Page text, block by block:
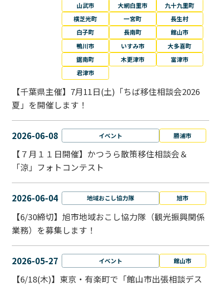
山武市
大網白里市
九十九里町
横芝光町
一宮町
長生村
白子町
長南町
館山市
鴨川市
いすみ市
大多喜町
鋸南町
木更津市
富津市
君津市
【千葉県主催】7月11日(土)「ちば移住相談会2026
夏」を開催します！
2026-06-08 イベント 勝浦市
【７月１１日開催】かつうら散策移住相談会＆
「涼」フォトコンテスト
2026-06-04 地域おこし協力隊 旭市
【6/30締切】旭市地域おこし協力隊（観光振興関係
業務）を募集します！
2026-05-27 イベント 館山市
【6/18(木)】東京・有楽町で「館山市出張相談デス